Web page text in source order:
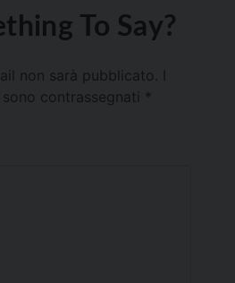
To Say?
non sarà pubblicato.
contrassegnati *